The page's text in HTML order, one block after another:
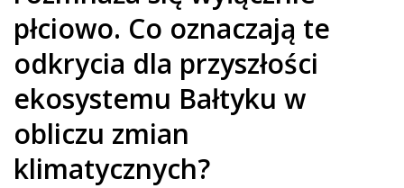
płciowo. Co oznaczają te
odkrycia dla przyszłości
ekosystemu Bałtyku w
obliczu zmian
klimatycznych?